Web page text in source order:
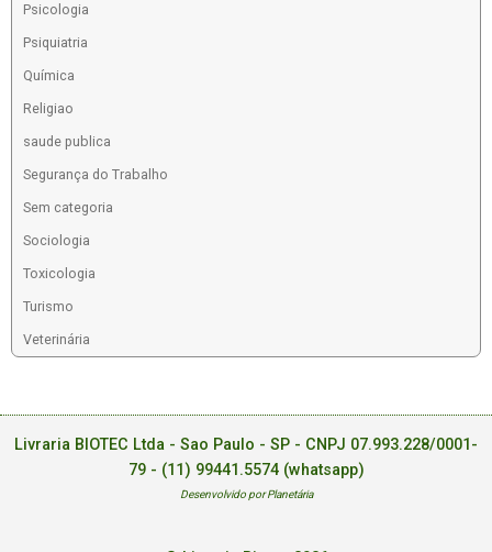
Psicologia
Psiquiatria
Química
Religiao
saude publica
Segurança do Trabalho
Sem categoria
Sociologia
Toxicologia
Turismo
Veterinária
Livraria BIOTEC Ltda - Sao Paulo - SP - CNPJ 07.993.228/0001-
79 - (11) 99441.5574 (whatsapp)
Desenvolvido por Planetária